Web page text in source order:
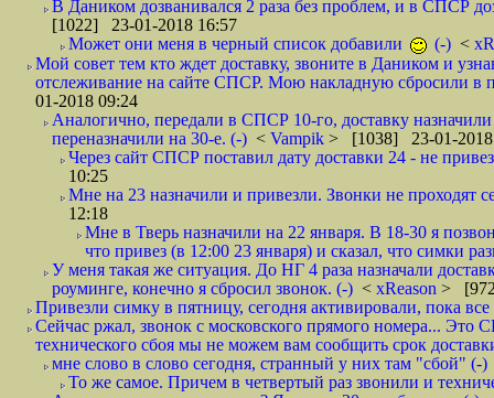
В Даником дозванивался 2 раза без проблем, и в СПСР
[1022] 23-01-2018 16:57
Может они меня в черный список добавили
(-) <
Мой совет тем кто ждет доставку, звоните в Даником и
отслеживание на сайте СПСР. Мою накладную сбросили
01-2018 09:24
Аналогично, передали в СПСР 10-го, доставку
переназначили на 30-е. (-) < Vampik > [1038] 23-01-2018
Через сайт СПСР поставил дату доставки 24 - не
10:25
Мне на 23 назначили и привезли. Звонки не
12:18
Мне в Тверь назначили на 22 января. В 18-30 я
что привез (в 12:00 23 января) и сказал, что симки
У меня такая же ситуация. До НГ 4 раза назначали
роуминге, конечно я сбросил звонок. (-) < xReason >
Привезли симку в пятницу, сегодня активировали, пока
Сейчас ржал, звонок с московского прямого номера... Это
технического сбоя мы не можем вам сообщить срок
мне слово в слово сегодня, странный у них там "сбой" (-)
То же самое. Причем в четвертый раз звонили и